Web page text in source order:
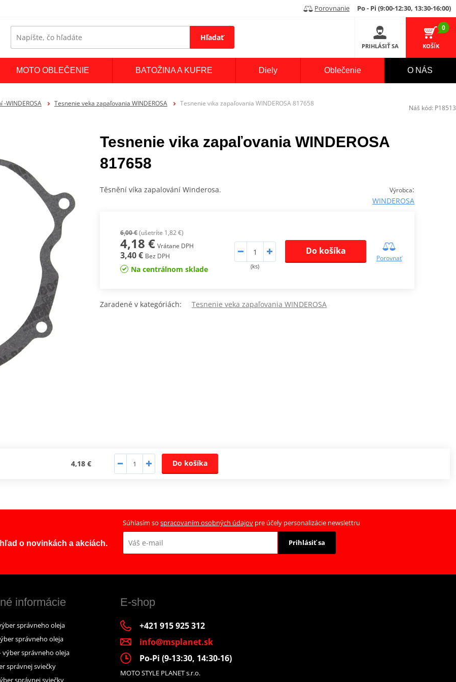
Porovnanie Po - Pi (9:00-12:30, 13:30-16:00)
Hľadať
PRIHLÁSIŤ SA
0
KOŠÍK
MOTO OBLEČENIE BATOŽINA A KUFRE Diely Oblečenie O NÁS
-WINDEROSA Tesnenie veka zapaľovania WINDEROSA Tesnenie vika zapaľovania WINDEROSA 817658
Tesnenie vika zapaľovania WINDEROSA
817658
Výrobca:
WINDEROSA
Těsnění víka zapalování Winderosa.
6,00 €(ušetríte 1,82 €)
4,18 € Vrátane DPH
3,40 € Bez DPH
Na centrálnom sklade (ks)
Do košíka
Porovnať
Zaradené v kategóriách: Tesnenie veka zapaľovania WINDEROSA
4,18 € Do košíka
Náš kód: P18513
o novinkách a akciách.
Súhlasím so spracovaním osobných údajov pre účely personalizácie newslettru
Prihlásiť sa
informácie
správneho oleja
správneho oleja
výber správneho oleja
správnej sviečky
správnej sviečky
E-shop
+421 915 925 312
info@msplanet.sk
Po-Pi (9-13:30, 14:30-16)
MOTO STYLE PLANET s.r.o.